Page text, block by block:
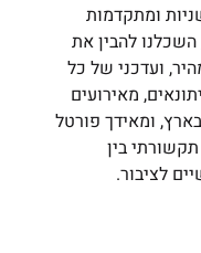
ומתקדמות
להבין את
ועדכני של כל
מאירועים
ומאידך פורטל
בין
לציבור.